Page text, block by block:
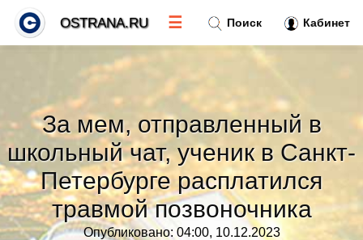
За мем, отправленный в
школьный чат, ученик в Санкт-
Петербурге расплатился
травмой позвоночника
Опубликовано: 04:00, 10.12.2023
Поиск Кабинет
OSTRANA.RU ☰
Тренды новостей »
Рубрики»
Правила»